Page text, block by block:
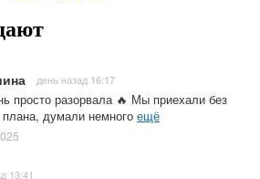
день назад 16:17
просто разорвала 🔥 Мы приехали без
плана, думали немного ещё
13:41